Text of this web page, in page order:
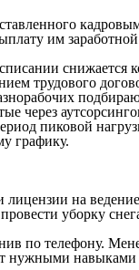
им
снижается
трудового
через
пиковой
графику.
лицензии на
уборку
по
нужными